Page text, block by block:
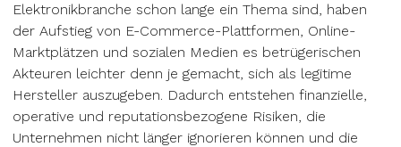
Elektronikbranche schon lange ein Thema sind, haben
der Aufstieg von E-Commerce-Plattformen, Online-
Marktplätzen und sozialen Medien es betrügerischen
Akteuren leichter denn je gemacht, sich als legitime
Hersteller auszugeben. Dadurch entstehen finanzielle,
operative und reputationsbezogene Risiken, die
Unternehmen nicht länger ignorieren können und die